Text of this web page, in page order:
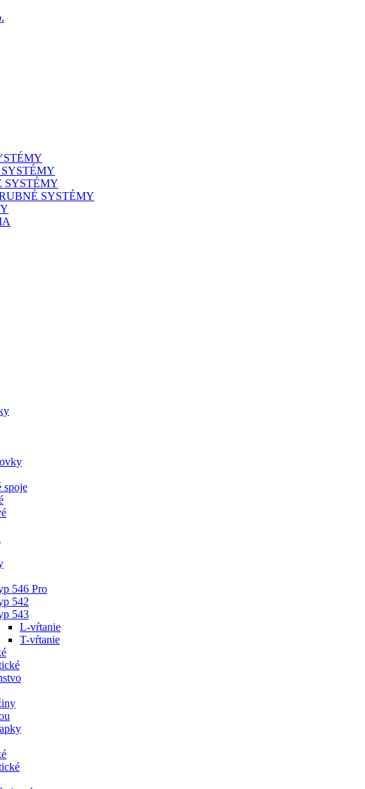
SYSTÉMY
SYSTÉMY
spoje
546 Pro
542
543
L-vŕtanie
T-vŕtanie